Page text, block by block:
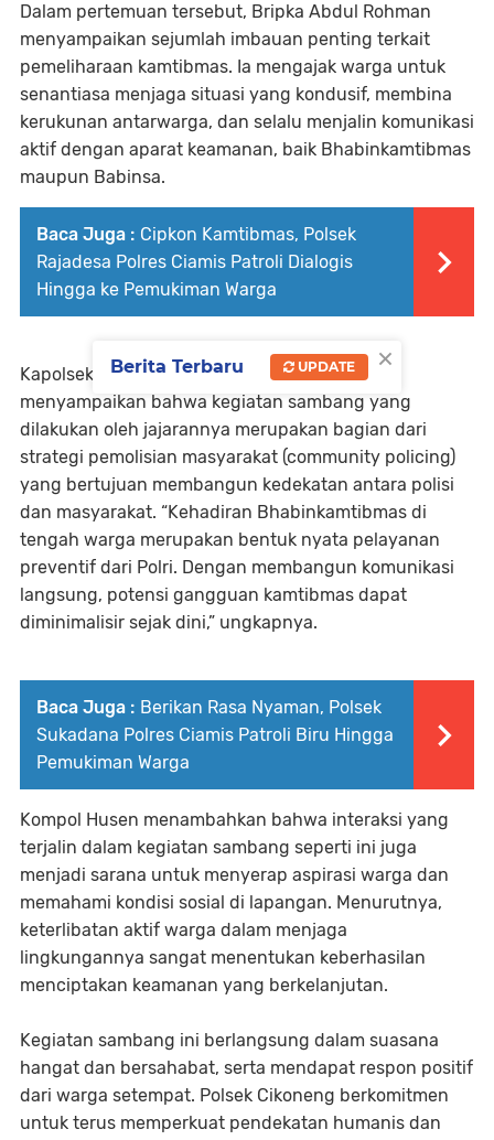
Dalam pertemuan tersebut, Bripka Abdul Rohman
menyampaikan sejumlah imbauan penting terkait
pemeliharaan kamtibmas. Ia mengajak warga untuk
senantiasa menjaga situasi yang kondusif, membina
kerukunan antarwarga, dan selalu menjalin komunikasi
aktif dengan aparat keamanan, baik Bhabinkamtibmas
maupun Babinsa.
Baca Juga : Cipkon Kamtibmas, Polsek
Rajadesa Polres Ciamis Patroli Dialogis
Hingga ke Pemukiman Warga
Kapolsek Cikoneng Kompol Husen Sujana
menyampaikan bahwa kegiatan sambang yang
dilakukan oleh jajarannya merupakan bagian dari
strategi pemolisian masyarakat (community policing)
yang bertujuan membangun kedekatan antara polisi
dan masyarakat. “Kehadiran Bhabinkamtibmas di
tengah warga merupakan bentuk nyata pelayanan
preventif dari Polri. Dengan membangun komunikasi
langsung, potensi gangguan kamtibmas dapat
diminimalisir sejak dini,” ungkapnya.
Baca Juga : Berikan Rasa Nyaman, Polsek
Sukadana Polres Ciamis Patroli Biru Hingga
Pemukiman Warga
Kompol Husen menambahkan bahwa interaksi yang
terjalin dalam kegiatan sambang seperti ini juga
menjadi sarana untuk menyerap aspirasi warga dan
memahami kondisi sosial di lapangan. Menurutnya,
keterlibatan aktif warga dalam menjaga
lingkungannya sangat menentukan keberhasilan
menciptakan keamanan yang berkelanjutan.
Kegiatan sambang ini berlangsung dalam suasana
hangat dan bersahabat, serta mendapat respon positif
dari warga setempat. Polsek Cikoneng berkomitmen
untuk terus memperkuat pendekatan humanis dan
×
Berita Terbaru UPDATE